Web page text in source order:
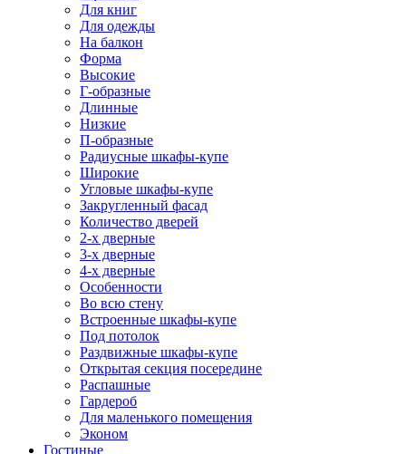
Для книг
Для одежды
На балкон
Форма
Высокие
Г-образные
Длинные
Низкие
П-образные
Радиусные шкафы-купе
Широкие
Угловые шкафы-купе
Закругленный фасад
Количество дверей
2-х дверные
3-х дверные
4-х дверные
Особенности
Во всю стену
Встроенные шкафы-купе
Под потолок
Раздвижные шкафы-купе
Открытая секция посередине
Распашные
Гардероб
Для маленького помещения
Эконом
Гостиные